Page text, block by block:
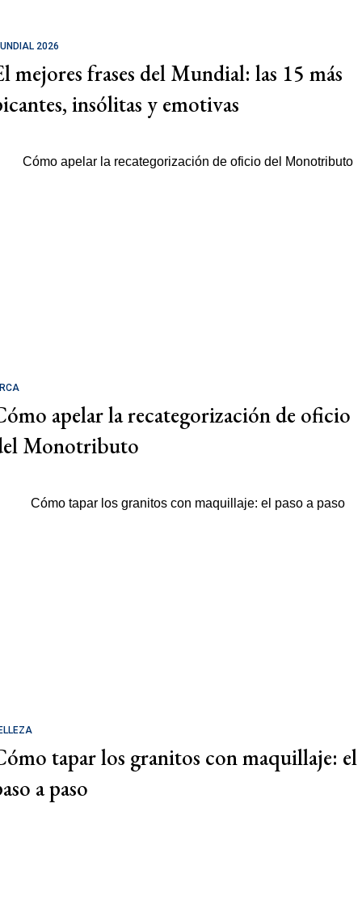
2026
mejores frases del Mundial: las 15 más
insólitas y emotivas
apelar la recategorización de oficio
Monotributo
tapar los granitos con maquillaje: el
a paso